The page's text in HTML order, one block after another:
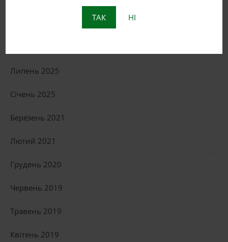
ТАК НІ
ОСТАННІ КОМЕНТАРІ
Липень 2025
Січень 2025
Березень 2021
Лютий 2021
Грудень 2020
Червень 2019
Травень 2019
Квітень 2019